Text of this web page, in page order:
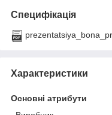
Специфікація
Характеристики
Основні атрибути